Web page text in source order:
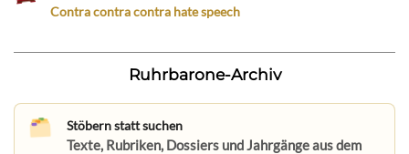
Contra contra contra hate speech
Ruhrbarone-Archiv
Stöbern statt suchen
Texte, Rubriken, Dossiers und Jahrgänge aus dem